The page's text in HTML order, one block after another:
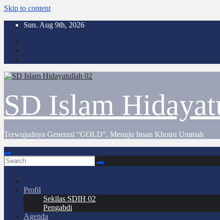
Skip to content
Sun. Aug 9th, 2026
SD Islam
Terwujudnya Generasi “GOLD”, Menuju Insan Khoiru Ummah
Profil
Sekilas SDIH 02
Pengabdi
Agenda